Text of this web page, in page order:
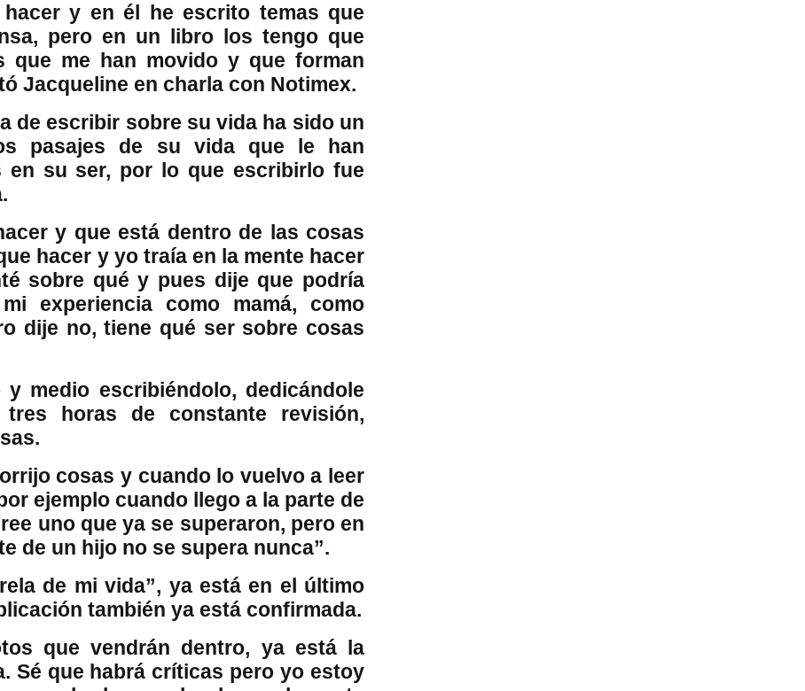
y en él he escrito temas que
pero en un libro los tengo que
que me han movido y que forman
Jacqueline en charla con Notimex.
de escribir sobre su vida ha sido un
pasajes de su vida que le han
en su ser, por lo que escribirlo fue
y que está dentro de las cosas
hacer y yo traía en la mente hacer
sobre qué y pues dije que podría
experiencia como mamá, como
dije no, tiene qué ser sobre cosas
medio escribiéndolo, dedicándole
horas de constante revisión,
cosas y cuando lo vuelvo a leer
ejemplo cuando llego a la parte de
uno que ya se superaron, pero en
de un hijo no se supera nunca”.
de mi vida”, ya está en el último
también ya está confirmada.
que vendrán dentro, ya está la
Sé que habrá críticas pero yo estoy